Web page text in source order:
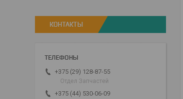
КОНТАКТЫ
+375 (29) 128-87-55
Отдел Запчастей
+375 (44) 530-06-09